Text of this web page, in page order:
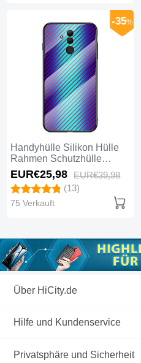
Handyhülle Silikon Hülle
Rahmen Schutzhülle
Spiegel Modisch Muster
H05 für Huawei Mate 20
Lite Blau
-35%
EUR€25,98 EUR€39,98
(13)
75 Verkauft
Über HiCity.de
Hilfe und Kundenservice
Privatsphäre und Sicherheit